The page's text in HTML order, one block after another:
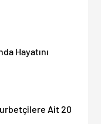
Hayatını
Ait 20